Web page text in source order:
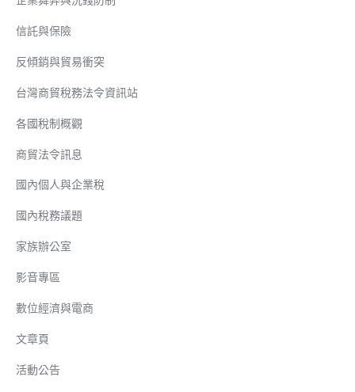
信託與保險
反傾銷與貿易衝突
台灣商貿稅務法令資訊站
各國稅制概觀
商貿法令訊息
國內個人與企業稅
國內稅務議題
家族辦公室
影音專區
數位經濟與電商
文章頁
活動公告